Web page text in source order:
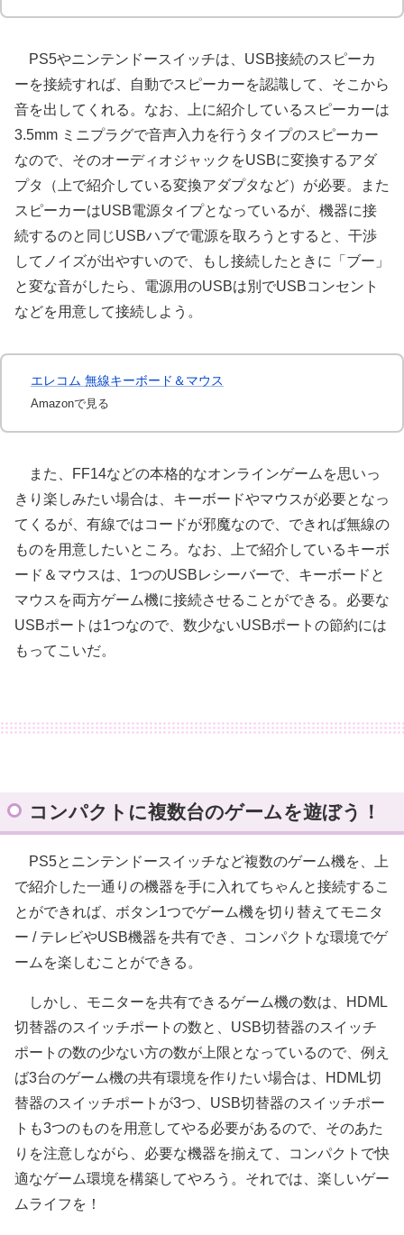
PS5やニンテンドースイッチは、USB接続のスピーカ
ーを接続すれば、自動でスピーカーを認識して、そこから
音を出してくれる。なお、上に紹介しているスピーカーは
3.5mm ミニプラグで音声入力を行うタイプのスピーカー
なので、そのオーディオジャックをUSBに変換するアダ
プタ（上で紹介している変換アダプタなど）が必要。また
スピーカーはUSB電源タイプとなっているが、機器に接
続するのと同じUSBハブで電源を取ろうとすると、干渉
してノイズが出やすいので、もし接続したときに「ブー」
と変な音がしたら、電源用のUSBは別でUSBコンセント
などを用意して接続しよう。
エレコム 無線キーボード＆マウス
Amazonで見る
また、FF14などの本格的なオンラインゲームを思いっ
きり楽しみたい場合は、キーボードやマウスが必要となっ
てくるが、有線ではコードが邪魔なので、できれば無線の
ものを用意したいところ。なお、上で紹介しているキーボ
ード＆マウスは、1つのUSBレシーバーで、キーボードと
マウスを両方ゲーム機に接続させることができる。必要な
USBポートは1つなので、数少ないUSBポートの節約には
もってこいだ。
コンパクトに複数台のゲームを遊ぼう！
PS5とニンテンドースイッチなど複数のゲーム機を、上
で紹介した一通りの機器を手に入れてちゃんと接続するこ
とができれば、ボタン1つでゲーム機を切り替えてモニタ
ー / テレビやUSB機器を共有でき、コンパクトな環境でゲ
ームを楽しむことができる。
しかし、モニターを共有できるゲーム機の数は、HDML
切替器のスイッチポートの数と、USB切替器のスイッチ
ポートの数の少ない方の数が上限となっているので、例え
ば3台のゲーム機の共有環境を作りたい場合は、HDML切
替器のスイッチポートが3つ、USB切替器のスイッチポー
トも3つのものを用意してやる必要があるので、そのあた
りを注意しながら、必要な機器を揃えて、コンパクトで快
適なゲーム環境を構築してやろう。それでは、楽しいゲー
ムライフを！